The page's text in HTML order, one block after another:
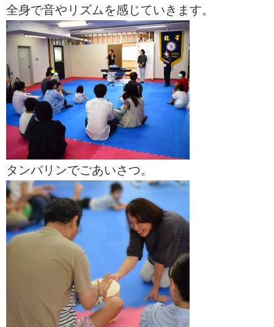
全身で音やリズムを感じていきます。
タンバリンでごあいさつ。